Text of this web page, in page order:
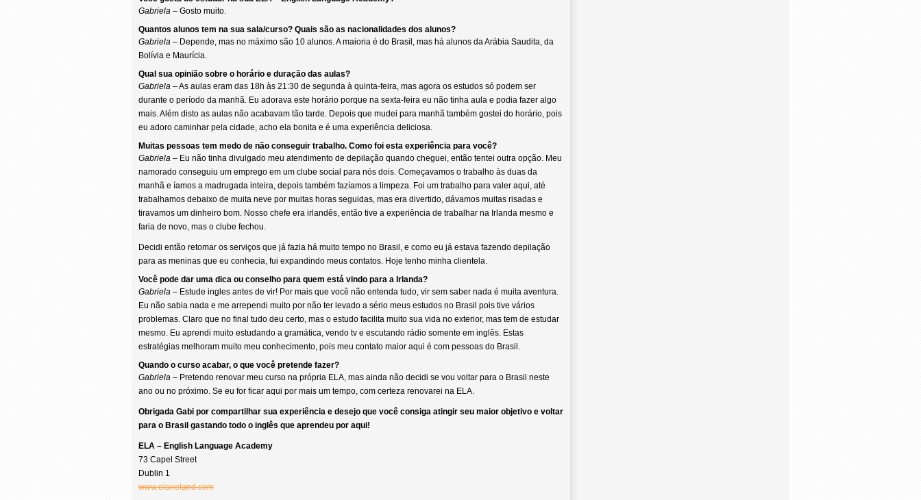
Gabriela – Gosto muito.
Quantos alunos tem na sua sala/curso? Quais são as nacionalidades dos alunos?
Gabriela – Depende, mas no máximo são 10 alunos. A maioria é do Brasil, mas há alunos da Arábia Saudita, da
Bolívia e Maurícia.
Qual sua opinião sobre o horário e duração das aulas?
Gabriela – As aulas eram das 18h às 21:30 de segunda à quinta-feira, mas agora os estudos só podem ser
durante o período da manhã. Eu adorava este horário porque na sexta-feira eu não tinha aula e podia fazer algo
mais. Além disto as aulas não acabavam tão tarde. Depois que mudei para manhã também gostei do horário, pois
eu adoro caminhar pela cidade, acho ela bonita e é uma experiência deliciosa.
Muitas pessoas tem medo de não conseguir trabalho. Como foi esta experiência para você?
Gabriela – Eu não tinha divulgado meu atendimento de depilação quando cheguei, então tentei outra opção. Meu
namorado conseguiu um emprego em um clube social para nós dois. Começavamos o trabalho às duas da
manhã e íamos a madrugada inteira, depois também fazíamos a limpeza. Foi um trabalho para valer aqui, até
trabalhamos debaixo de muita neve por muitas horas seguidas, mas era divertido, dávamos muitas risadas e
tiravamos um dinheiro bom. Nosso chefe era irlandês, então tive a experiência de trabalhar na Irlanda mesmo e
faria de novo, mas o clube fechou.
Decidi então retomar os serviços que já fazia há muito tempo no Brasil, e como eu já estava fazendo depilação
para as meninas que eu conhecia, fui expandindo meus contatos. Hoje tenho minha clientela.
Você pode dar uma dica ou conselho para quem está vindo para a Irlanda?
Gabriela – Estude ingles antes de vir! Por mais que você não entenda tudo, vir sem saber nada é muita aventura.
Eu não sabia nada e me arrependi muito por não ter levado a sério meus estudos no Brasil pois tive vários
problemas. Claro que no final tudo deu certo, mas o estudo facilita muito sua vida no exterior, mas tem de estudar
mesmo. Eu aprendi muito estudando a gramática, vendo tv e escutando rádio somente em inglês. Estas
estratégias melhoram muito meu conhecimento, pois meu contato maior aqui é com pessoas do Brasil.
Quando o curso acabar, o que você pretende fazer?
Gabriela – Pretendo renovar meu curso na própria ELA, mas ainda não decidi se vou voltar para o Brasil neste
ano ou no próximo. Se eu for ficar aqui por mais um tempo, com certeza renovarei na ELA.
Obrigada Gabi por compartilhar sua experiência e desejo que você consiga atingir seu maior objetivo e voltar
para o Brasil gastando todo o inglês que aprendeu por aqui!
ELA – English Language Academy
73 Capel Street
Dublin 1
www.elaireland.com